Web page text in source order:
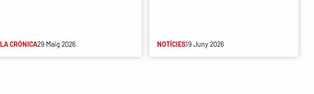
LA CRÒNICA29 Maig 2026 NOTÍCIES19 Juny 2026